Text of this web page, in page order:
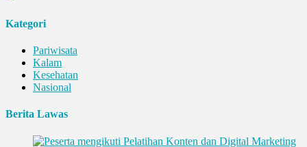
Kategori
Pariwisata
Kalam
Kesehatan
Nasional
Berita Lawas